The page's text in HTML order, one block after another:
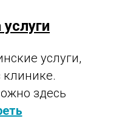
услуги,
клинике.
здесь